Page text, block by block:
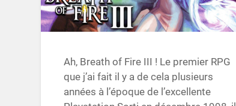
Ah, Breath of Fire III ! Le premier RPG
que j’ai fait il y a de cela plusieurs
années à l’époque de l’excellente